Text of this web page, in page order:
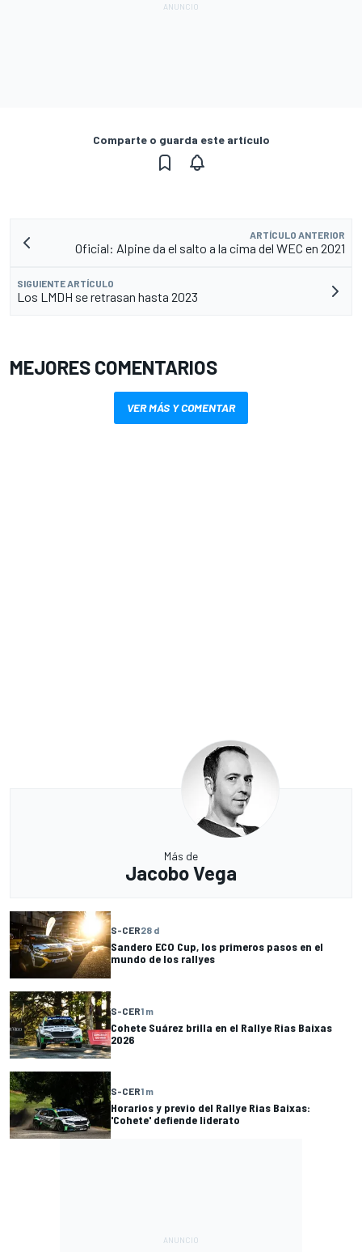
Comparte o guarda este artículo
ARTÍCULO ANTERIOR
Oficial: Alpine da el salto a la cima del WEC en 2021
SIGUIENTE ARTÍCULO
Los LMDH se retrasan hasta 2023
MEJORES COMENTARIOS
VER MÁS Y COMENTAR
Más de
Jacobo Vega
S-CER28 d
Sandero ECO Cup, los primeros pasos en el
mundo de los rallyes
S-CER1 m
Cohete Suárez brilla en el Rallye Rias Baixas
2026
S-CER1 m
Horarios y previo del Rallye Rias Baixas:
'Cohete' defiende liderato